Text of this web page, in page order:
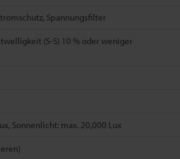
Spannungsfilter
(S-S) 10 % oder weniger
Sonnenlicht: max. 20,000 Lux